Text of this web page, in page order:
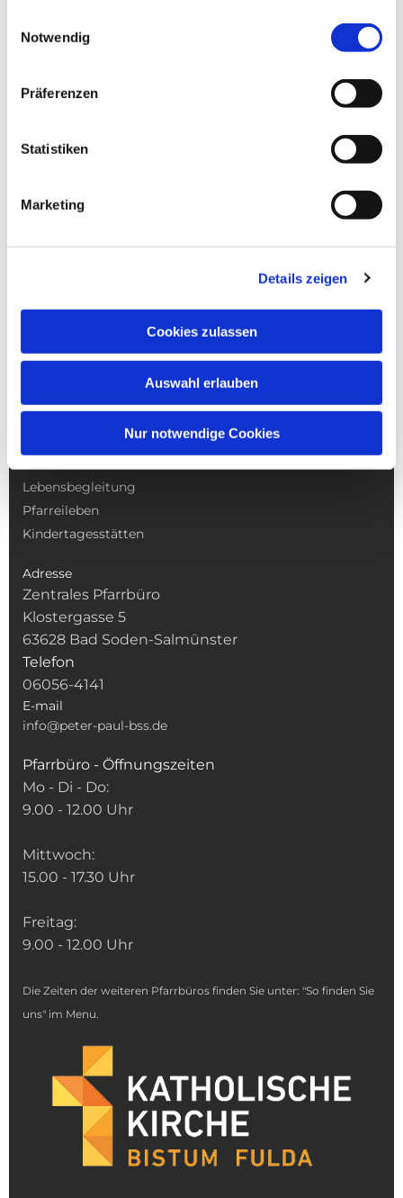
Notwendig
Präferenzen
Statistiken
Marketing
Details zeigen
Cookies zulassen
Auswahl erlauben
Nur notwendige Cookies
NAVIGATION
Lebensbegleitung
Pfarreileben
Kindertagesstätten
Adresse
Zentrales Pfarrbüro
Klostergasse 5
63628 Bad Soden-Salmünster
Telefon
06056-4141
E-mail
info@peter-paul-bss.de
Pfarrbüro - Öffnungszeiten
Mo - Di - Do:
9.00 - 12.00 Uhr
Mittwoch:
15.00 - 17.30 Uhr
Freitag:
9.00 - 12.00 Uhr
Die Zeiten der weiteren Pfarrbüros finden Sie unter: "So finden Sie
uns" im Menu.